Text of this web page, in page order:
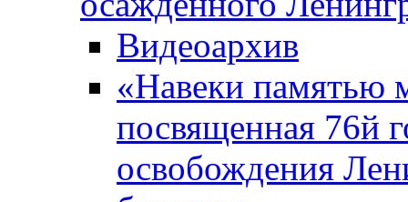
Видеоархив
«Навеки памятью
посвященная 76й
освобождения